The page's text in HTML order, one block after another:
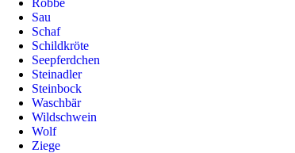
Robbe
Sau
Schaf
Schildkröte
Seepferdchen
Steinadler
Steinbock
Waschbär
Wildschwein
Wolf
Ziege